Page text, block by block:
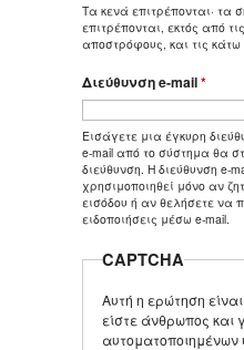
Τα κενά επιτρέπονται· τα
επιτρέπονται, εκτός από
αποστρόφους, και τις κάτω
Διεύθυνση e-mail*
Εισάγετε μια έγκυρη
e-mail από το σύστημα θα
διεύθυνση. Η διεύθυνση e-
χρησιμοποιηθεί μόνο αν
εισόδου ή αν θελήσετε να
ειδοποιήσεις μέσω e-mail.
CAPTCHA
Αυτή η ερώτηση
είστε άνθρωπος και
αυτοματοποιημένων